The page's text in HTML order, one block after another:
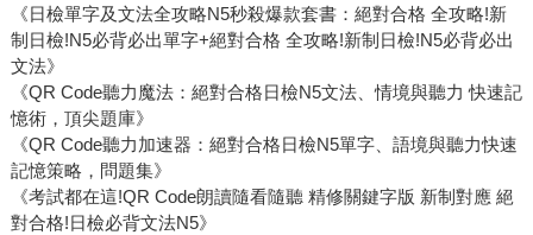
《日檢單字及文法全攻略N5秒殺爆款套書：絕對合格 全攻略!新
制日檢!N5必背必出單字+絕對合格 全攻略!新制日檢!N5必背必出
文法》
《QR Code聽力魔法：絕對合格日檢N5文法、情境與聽力 快速記
憶術，頂尖題庫》
《QR Code聽力加速器：絕對合格日檢N5單字、語境與聽力快速
記憶策略，問題集》
《考試都在這!QR Code朗讀隨看隨聽 精修關鍵字版 新制對應 絕
對合格!日檢必背文法N5》